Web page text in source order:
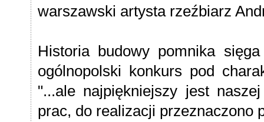
warszawski artysta rzeźbiarz
Historia budowy pomnika
ogólnopolski konkurs pod
"...ale najpiękniejszy jest
prac, do realizacji przeznaczono